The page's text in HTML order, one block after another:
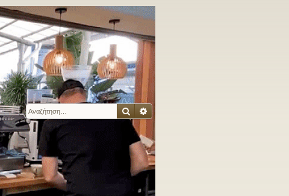
ΑναζήτησηΕιδική αναζήτηση